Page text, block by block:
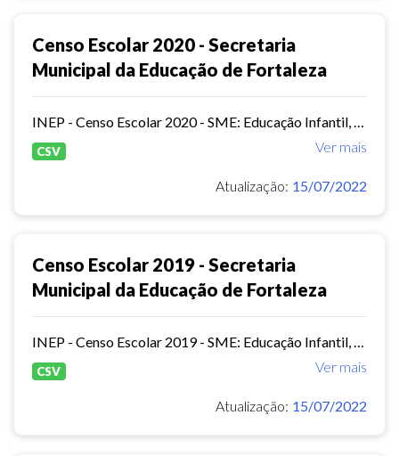
Censo Escolar 2020 - Secretaria
Municipal da Educação de Fortaleza
Ver mais
CSV
Atualização: 15/07/2022
Censo Escolar 2019 - Secretaria
Municipal da Educação de Fortaleza
Ver mais
CSV
Atualização: 15/07/2022